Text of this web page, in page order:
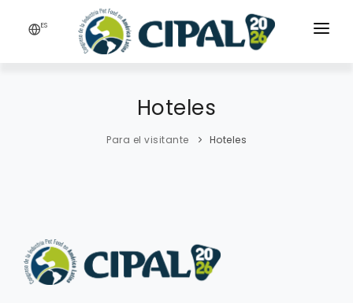
ES
PRECONGRESO
PROGRAMA
PATROCINADORES
Hoteles
Para el visitante Hoteles